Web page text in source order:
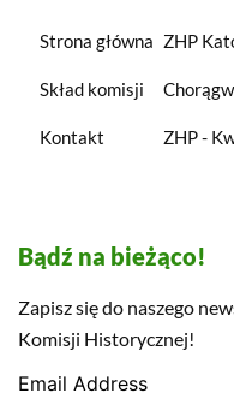
Strona główna
Skład komisji
Kontakt
ZHP
ZHP -
Bądź na bieżąco!
Zapisz się do naszego
Komisji Historycznej!
Email Address